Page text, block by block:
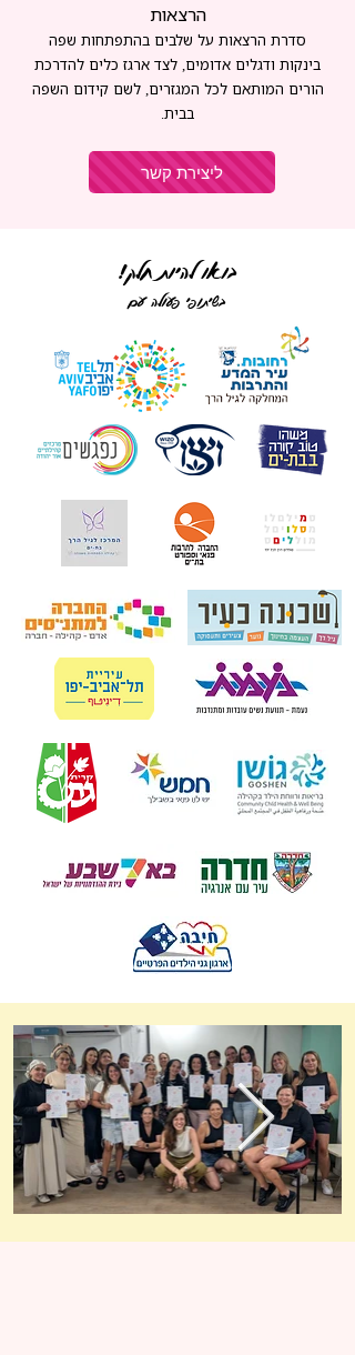
הרצאות
סדרת הרצאות על שלבים בהתפתחות שפה
בינקות ודגלים אדומים, לצד ארגז כלים להדרכת
הורים המותאם לכל המגזרים, לשם קידום השפה
בבית.
ליצירת קשר
בואו להיות חלק!
בשיתופי פעולה עם